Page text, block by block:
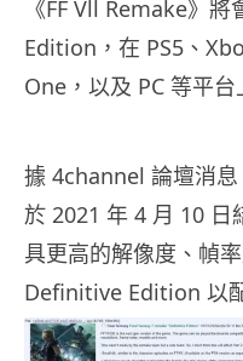
《FF Vll Remake》
Edition，在 PS5、
One，以及 PC 等平台
據 4channel 論壇消息
於 2021 年 4 月 10 日
具更高的解像度、幀
Definitive Edition 以